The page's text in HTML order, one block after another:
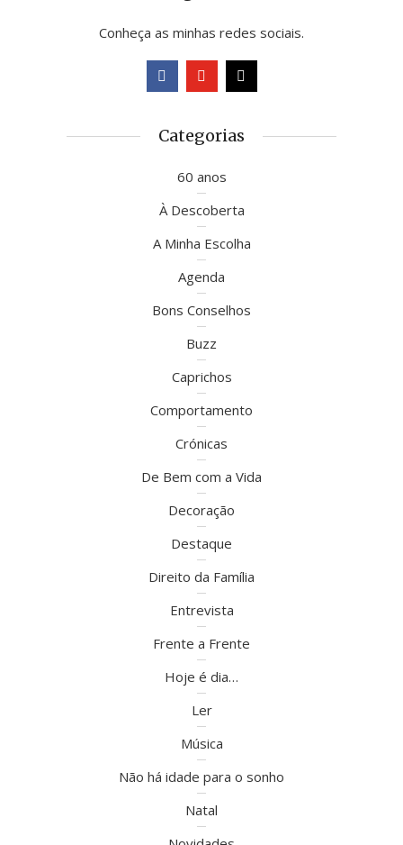
Conheça as minhas redes sociais.
Categorias
60 anos
À Descoberta
A Minha Escolha
Agenda
Bons Conselhos
Buzz
Caprichos
Comportamento
Crónicas
De Bem com a Vida
Decoração
Destaque
Direito da Família
Entrevista
Frente a Frente
Hoje é dia…
Ler
Música
Não há idade para o sonho
Natal